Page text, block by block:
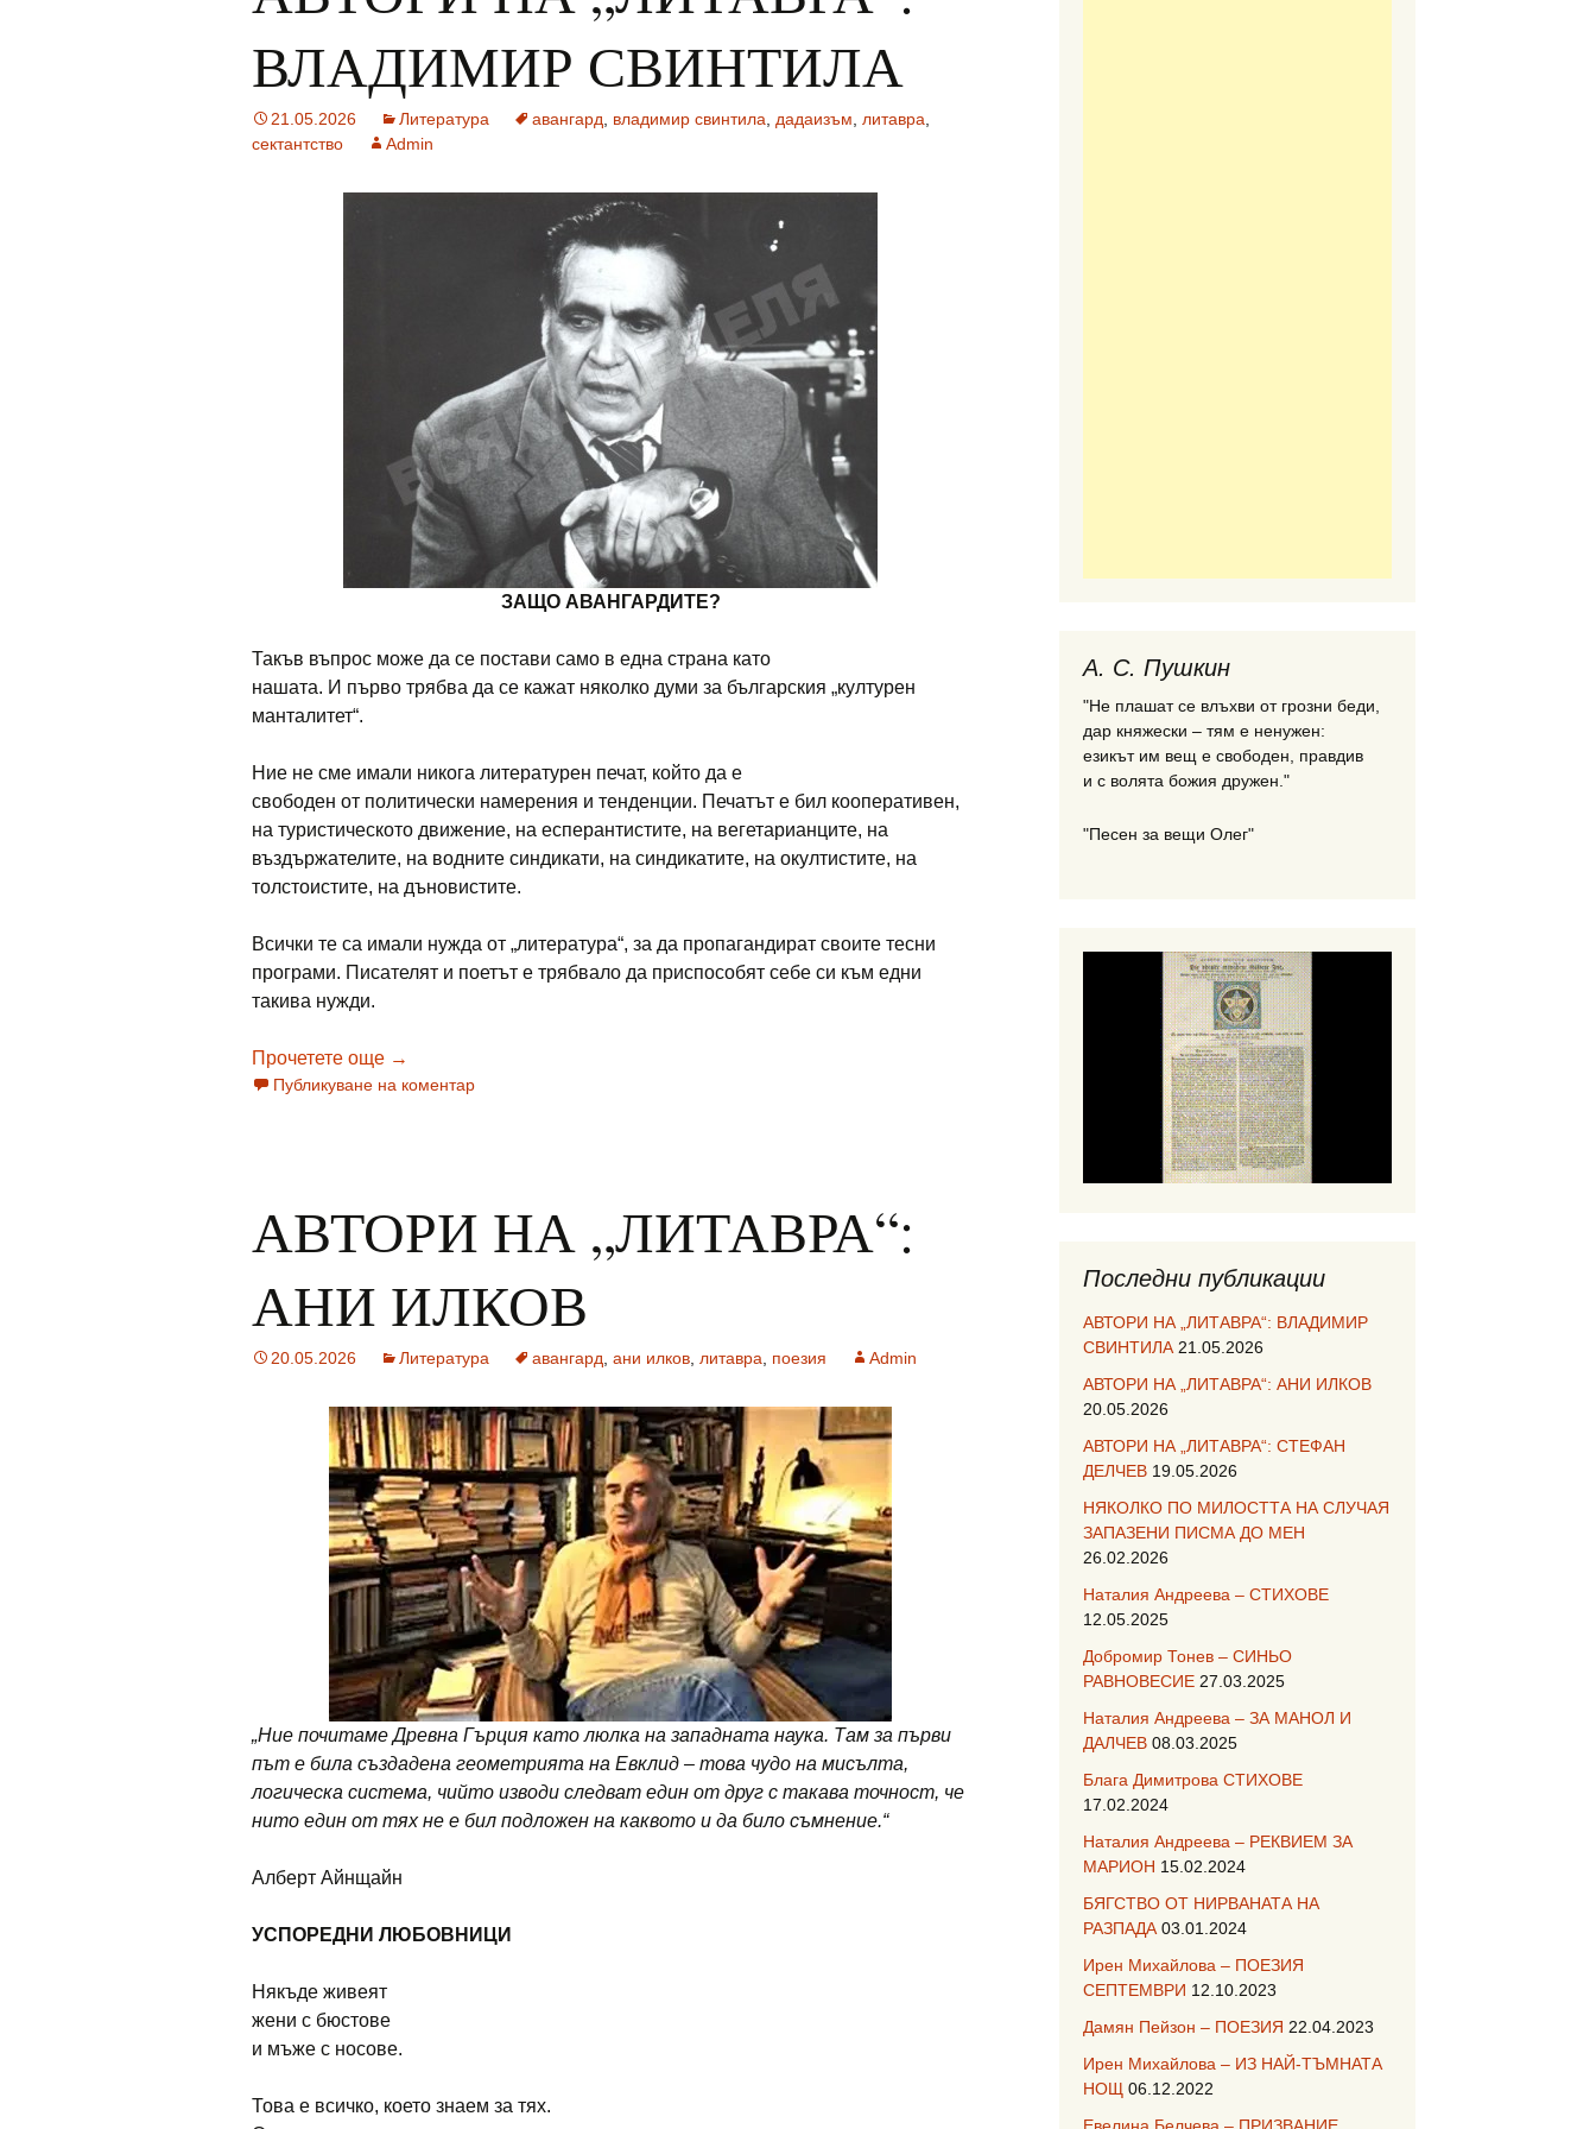
ВЛАДИМИР СВИНТИЛА
21.05.2026 Литература авангард владимир свинтила дадаизъм литавра
сектантство
Admin
ЗАЩО АВАНГАРДИТЕ?
Такъв въпрос може да се постави само в една страна като
нашата. И първо трябва да се кажат няколко думи за българския „културен
манталитет“.
Ние не сме имали никога литературен печат, който да е
свободен от политически намерения и тенденции. Печатът е бил кооперативен,
на туристическото движение, на есперантистите, на вегетарианците, на
въздържателите, на водните синдикати, на синдикатите, на окултистите, на
толстоистите, на дъновистите.
Всички те са имали нужда от „литература“, за да пропагандират своите тесни
програми. Писателят и поетът е трябвало да приспособят себе си към едни
такива нужди.
Прочетете още АВТОРИ НА „ЛИТАВРА“: ВЛАДИМИР СВИНТИЛА
→
Публикуване на коментар
АВТОРИ НА „ЛИТАВРА“:
АНИ ИЛКОВ
20.05.2026 Литература авангард ани илков литавра поезия Admin
„Ние почитаме Древна Гърция като люлка на западната наука. Там за първи
път е била създадена геометрията на Евклид – това чудо на мисълта,
логическа система, чийто изводи следват един от друг с такава точност, че
нито един от тях не е бил подложен на каквото и да било съмнение.“
Алберт Айнщайн
УСПОРЕДНИ ЛЮБОВНИЦИ
Някъде живеят
жени с бюстове
и мъже с носове.
Това е всичко, което знаем за тях.
А. С. Пушкин
"Не плашат се влъхви от грозни беди,
дар княжески – тям е ненужен:
езикът им вещ е свободен, правдив
и с волята божия дружен."
"Песен за вещи Олег"
Последни публикации
АВТОРИ НА „ЛИТАВРА“: ВЛАДИМИР
СВИНТИЛА 21.05.2026
АВТОРИ НА „ЛИТАВРА“: АНИ ИЛКОВ
20.05.2026
АВТОРИ НА „ЛИТАВРА“: СТЕФАН
ДЕЛЧЕВ 19.05.2026
НЯКОЛКО ПО МИЛОСТТА НА СЛУЧАЯ
ЗАПАЗЕНИ ПИСМА ДО МЕН
26.02.2026
Наталия Андреева – СТИХОВЕ
12.05.2025
Добромир Тонев – СИНЬО
РАВНОВЕСИЕ 27.03.2025
Наталия Андреева – ЗА МАНОЛ И
ДАЛЧЕВ 08.03.2025
Блага Димитрова СТИХОВЕ
17.02.2024
Наталия Андреева – РЕКВИЕМ ЗА
МАРИОН 15.02.2024
БЯГСТВО ОТ НИРВАНАТА НА
РАЗПАДА 03.01.2024
Ирен Михайлова – ПОЕЗИЯ
СЕПТЕМВРИ 12.10.2023
Дамян Пейзон – ПОЕЗИЯ 22.04.2023
Ирен Михайлова – ИЗ НАЙ-ТЪМНАТА
НОЩ 06.12.2022